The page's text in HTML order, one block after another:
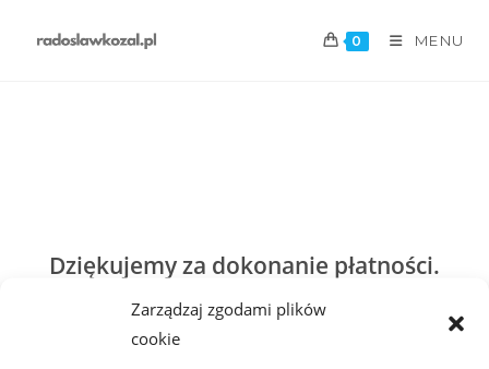
Zarządzaj zgodami plików
cookie
0 MENU
Dziękujemy za dokonanie płatności.
Transakcja została sfinalizowana, a